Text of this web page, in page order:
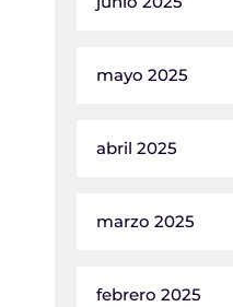
mayo 2025
abril 2025
marzo 2025
febrero 2025